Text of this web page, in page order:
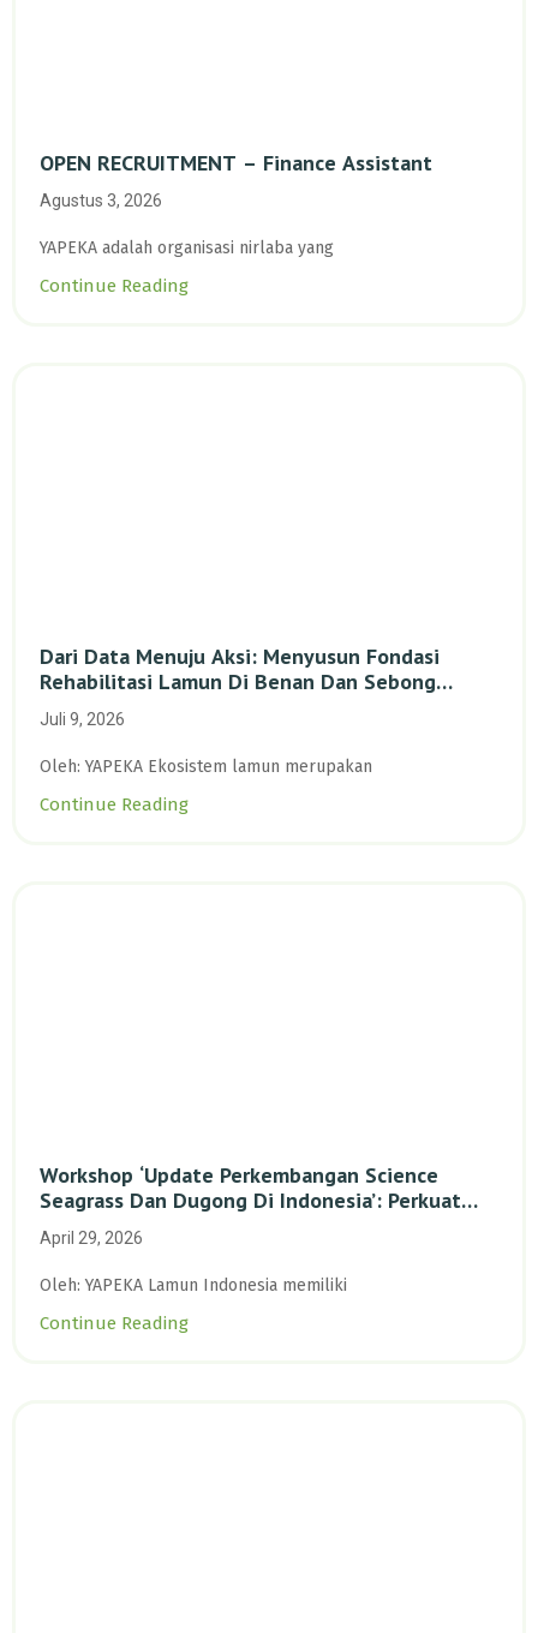
OPEN RECRUITMENT – Finance Assistant
Agustus 3, 2026
YAPEKA adalah organisasi nirlaba yang
Continue Reading
Dari Data Menuju Aksi: Menyusun Fondasi
Rehabilitasi Lamun Di Benan Dan Sebong
Lagoi, Kepulauan Riau
Juli 9, 2026
Oleh: YAPEKA Ekosistem lamun merupakan
Continue Reading
Workshop ‘Update Perkembangan Science
Seagrass Dan Dugong Di Indonesia’: Perkuat
Dasar Ilmiah Dan Kolaborasi Konservasi
April 29, 2026
Oleh: YAPEKA Lamun Indonesia memiliki
Continue Reading